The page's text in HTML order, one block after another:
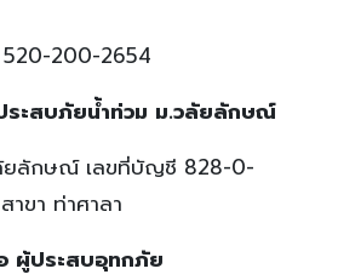
520-200-2654
ระสบภัยน้ำท่วม ม.วลัยลักษณ์
ลักษณ์ เลขที่บัญชี 828-0-
ขา ท่าศาลา
ผู้ประสบอุทกภัย